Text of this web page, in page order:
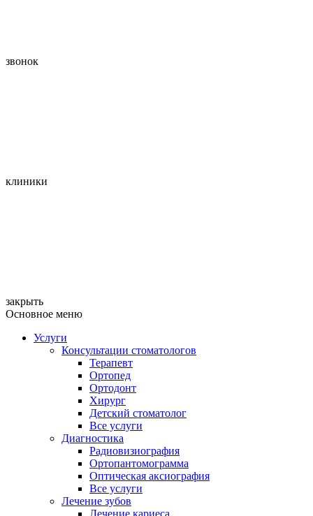
звонок
клиники
закрыть
Основное меню
Услуги
Консультации стоматологов
Терапевт
Ортопед
Ортодонт
Хирург
Детский стоматолог
Все услуги
Диагностика
Радиовизиография
Ортопантомограмма
Оптическая аксиография
Все услуги
Лечение зубов